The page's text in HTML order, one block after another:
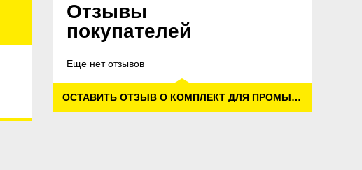
Отзывы
покупателей
Еще нет отзывов
ОСТАВИТЬ ОТЗЫВ О КОМПЛЕКТ ДЛЯ ПРОМЫВКИ ТРУБ И ВОДОСТОЧНЫХ ЖЕЛОБОВ